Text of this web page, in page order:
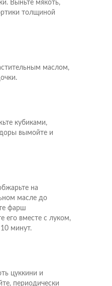
Выньте мякоть,
толщиной
маслом,
кубиками,
вымойте и
на
масле до
фарш
его вместе с луком,
минут.
цуккини и
периодически